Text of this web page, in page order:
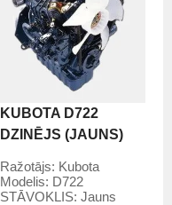
KUBOTA D722
DZINĒJS (JAUNS)
Ražotājs: Kubota
Modelis: D722
STĀVOKLIS:Jauns